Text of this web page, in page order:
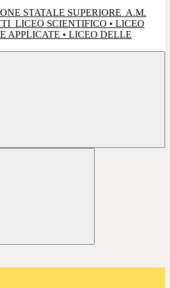
STATALE SUPERIORE A.M.
LICEO SCIENTIFICO • LICEO
APPLICATE • LICEO DELLE